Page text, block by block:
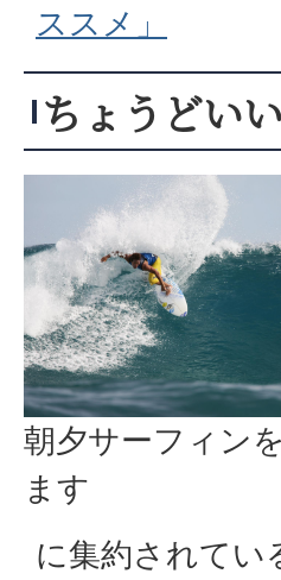
ススメ」
ちょうどい
朝夕サーフィン
ます
に集約されてい